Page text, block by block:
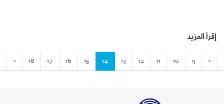
إقرأ المزيد
<
9
10
11
12
13
14
15
16
17
18
>